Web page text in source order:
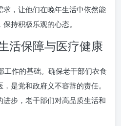
，让他们在晚年生活中依然能
持积极乐观的心态。
活保障与医疗健康
工作的基础。确保老干部们衣食
是党和政府义不容辞的责任。
步，老干部们对高品质生活和